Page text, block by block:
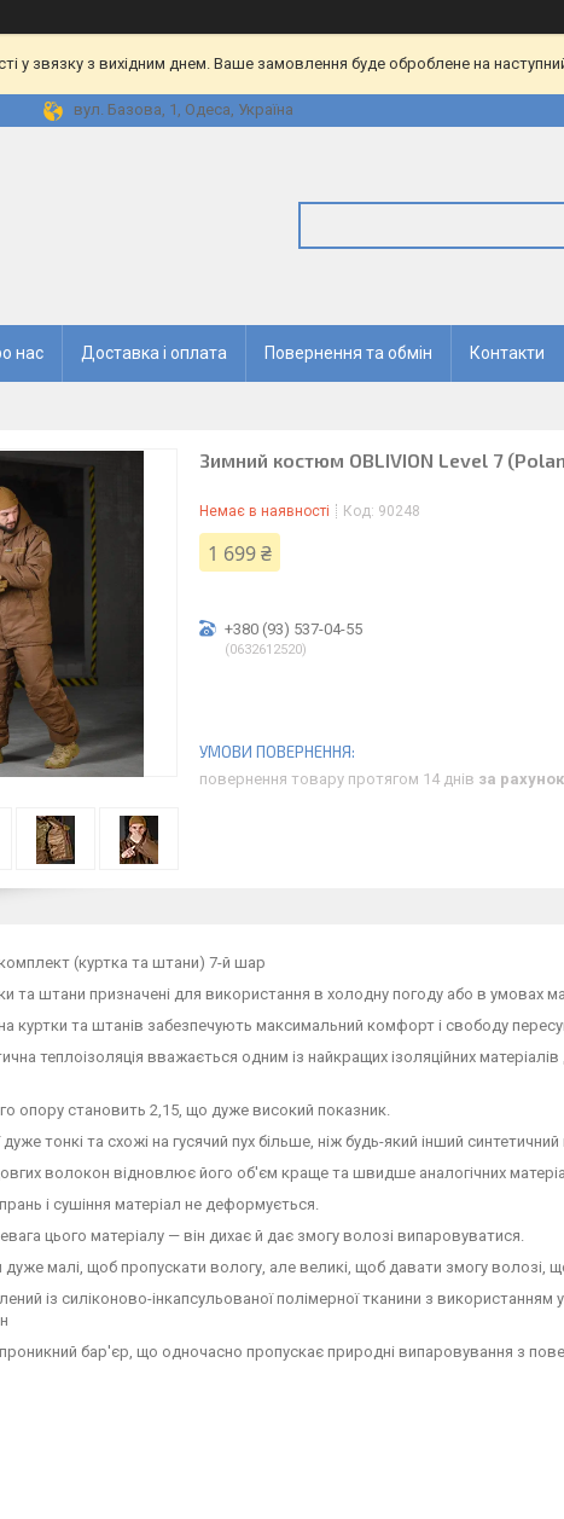
у звязку з вихідним днем. Ваше замовлення буде оброблене на
вул. Базова, 1, Одеса, Україна
нас Доставка і оплата Повернення та обмін Контакти
Зимний костюм OBLIVION Level 7
Немає в наявності Код: 90248
1 699 ₴
+380 (93) 537-04-55
0632612520
повернення товару протягом 14 днів за
(куртка та штани) 7-й шар
та штани призначені для використання в холодну погоду або в умовах
куртки та штанів забезпечують максимальний комфорт і свободу
теплоізоляція вважається одним із найкращих ізоляційних
опору становить 2,15, що дуже високий показник.
дуже тонкі та схожі на гусячий пух більше, ніж будь-який інший синтетичний
волокон відновлює його об'єм краще та швидше аналогічних
прань і сушіння матеріал не деформується.
цього матеріалу — він дихає й дає змогу волозі випаровуватися.
дуже малі, щоб пропускати вологу, але великі, щоб давати змогу волозі,
із силіконово-інкапсульованої полімерної тканини з використанням
бар'єр, що одночасно пропускає природні випаровування з